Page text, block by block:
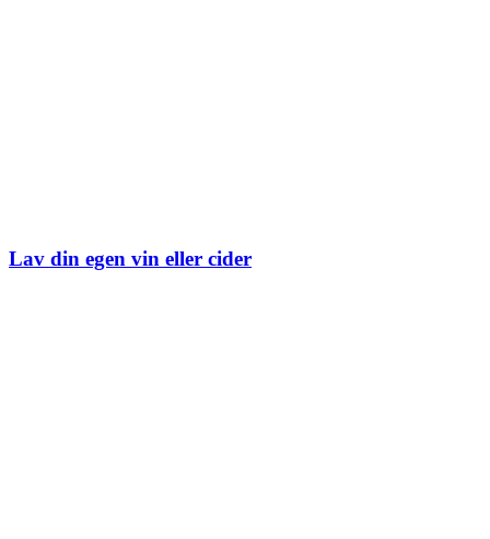
Lav din egen vin eller cider